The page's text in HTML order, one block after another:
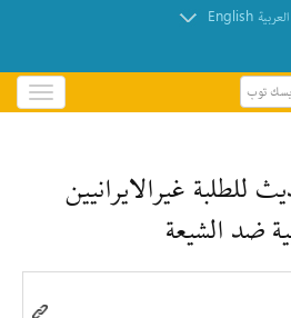
العربیة English
توب
باز
و
للطلبة غيرالايرانيين
ضد الشيعة